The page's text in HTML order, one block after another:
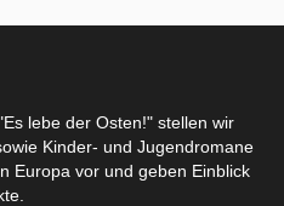
lebe der Osten!" stellen wir
Kinder- und Jugendromane
Europa vor und geben Einblick